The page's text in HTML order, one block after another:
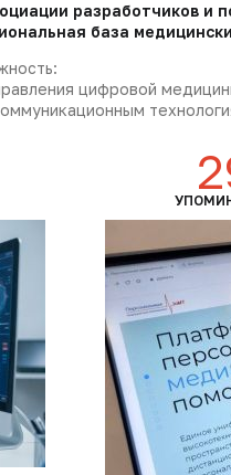
разработчиков и
база
цифровой